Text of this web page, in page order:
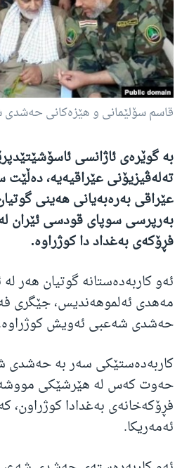
ژیان لە فەرهەنگدا
Learning English
FOLLOW US
قاسم سۆلێمانی و هێزه‌کانی
به‌ گوێره‌ی ئاژانسی
ته‌له‌ڤیزیۆنی عێراقیه‌یە،
عێراقی بەرەبەیانی هه‌ینی
به‌رپرسی سوپای قودسی ئێران
فڕۆکه‌ی به‌غداد دا کوژراوە.
ئه‌و کاربه‌ده‌ستانه‌ گوتیان هه‌ر
مه‌هدی ئه‌لموهه‌ندیس، جێگری
حه‌شدی شه‌عبی ئەویش
کاربه‌ده‌ستێکی سه‌ر به‌
حه‌وت که‌س له‌ هێرشێکی
فڕۆکه‌خانه‌ی به‌غدادا
ئه‌مه‌ریکا.